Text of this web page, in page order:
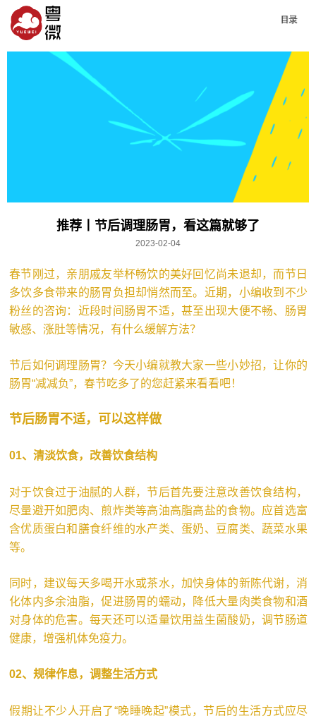
推荐丨节后调理肠胃，看这篇就够了
2023-02-04
春节刚过，亲朋戚友举杯畅饮的美好回忆尚未退却，而节日
多饮多食带来的肠胃负担却悄然而至。近期，小编收到不少
粉丝的咨询：近段时间肠胃不适，甚至出现大便不畅、肠胃
敏感、涨肚等情况，有什么缓解方法？
节后如何调理肠胃？今天小编就教大家一些小妙招，让你的
肠胃“减减负”，春节吃多了的您赶紧来看看吧！
节后肠胃不适，可以这样做
01、 清淡饮食，改善饮食结构
对于饮食过于油腻的人群，节后首先要注意改善饮食结构，
尽量避开如肥肉、煎炸类等高油高脂高盐的食物。应首选富
含优质蛋白和膳食纤维的水产类、蛋奶、豆腐类、蔬菜水果
等。
同时，建议每天多喝开水或茶水，加快身体的新陈代谢，消
化体内多余油脂，促进肠胃的蠕动，降低大量肉类食物和酒
对身体的危害。每天还可以适量饮用益生菌酸奶，调节肠道
健康，增强机体免疫力。
02、 规律作息，调整生活方式
假期让不少人开启了“晚睡晚起”模式，节后的生活方式应尽